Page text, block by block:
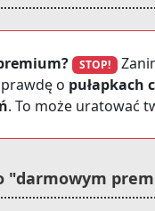
STOP!
o pułapkach
. To może uratować
"darmowym